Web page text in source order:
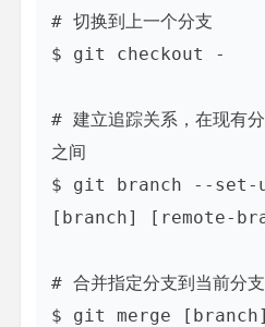
# 切换到上一个分支
$ git checkout -
# 建立追踪关系，在现有
之间
$ git branch --set-
[branch] [remote-
# 合并指定分支到当前分支
$ git merge [branch]